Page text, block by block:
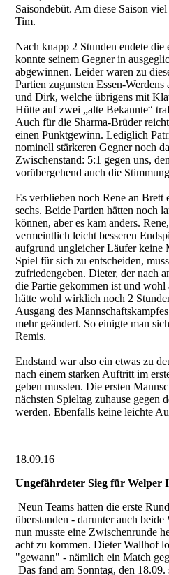
Saisondebüt. Am diese Saison
Tim.
Nach knapp 2 Stunden endete
konnte seinem Gegner in
abgewinnen. Leider waren zu
Partien zugunsten Essen-
und Dirk, welche übrigens mit
Hütte auf zwei „alte Bekannte“
Auch für die Sharma-Brüder
einen Punktgewinn. Lediglich
nominell stärkeren Gegner noch
Zwischenstand: 5:1 gegen uns,
vorübergehend auch die
Es verblieben noch Rene an Brett
sechs. Beide Partien hätten noch
können, aber es kam anders.
vermeintlich leicht besseren
aufgrund ungleicher Läufer keine
Spiel für sich zu entscheiden,
zufriedengeben. Dieter, der nach
die Partie gekommen ist und wohl
hätte wohl wirklich noch 2
Ausgang des
mehr geändert. So einigte man
Remis.
Endstand war also ein etwas zu
nach einem starken Auftritt im
geben mussten. Die ersten
nächsten Spieltag zuhause gegen
werden. Ebenfalls keine leichte
18.09.16
Ungefährdeter Sieg für Welper I
Neun Teams hatten die erste
überstanden - darunter auch
nun musste eine Zwischenrunde
acht zu kommen. Dieter Wallhof
"gewann" - nämlich ein Match
Das fand am Sonntag, den 18.09.